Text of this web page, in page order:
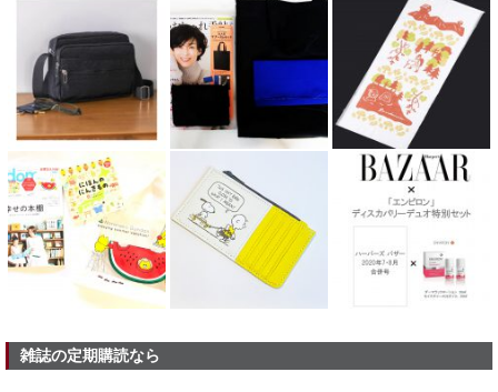
雑誌の定期購読なら